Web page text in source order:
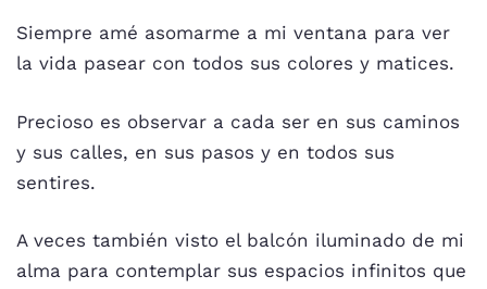
Siempre amé asomarme a mi ventana para ver
la vida pasear con todos sus colores y matices.
Precioso es observar a cada ser en sus caminos
y sus calles, en sus pasos y en todos sus
sentires.
A veces también visto el balcón iluminado de mi
alma para contemplar sus espacios infinitos que